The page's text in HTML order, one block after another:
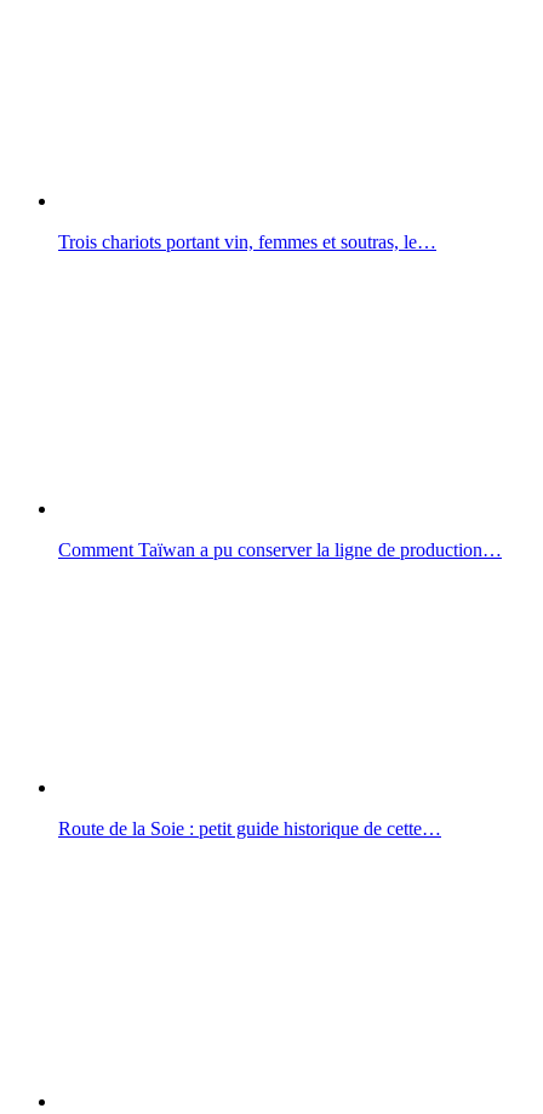
Trois chariots portant vin, femmes et soutras, le…
Comment Taïwan a pu conserver la ligne de production…
Route de la Soie : petit guide historique de cette…